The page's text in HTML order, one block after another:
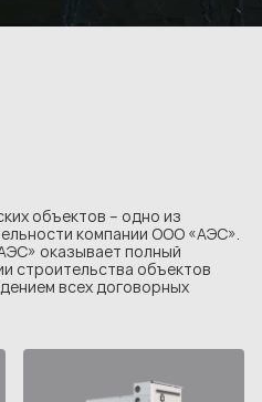
объектов – одно из
компании ООО «АЭС».
оказывает полный
строительства объектов
всех договорных